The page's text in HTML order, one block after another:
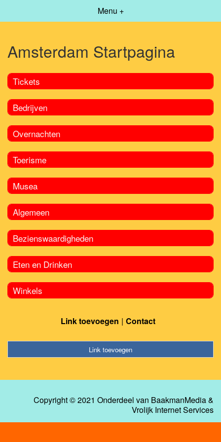
Menu +
Amsterdam Startpagina
Tickets
Bedrijven
Overnachten
Toerisme
Musea
Algemeen
Bezienswaardigheden
Eten en Drinken
Winkels
Link toevoegen Contact
Link toevoegen
Copyright © 2021 Onderdeel van BaakmanMedia&
Vrolijk Internet Services